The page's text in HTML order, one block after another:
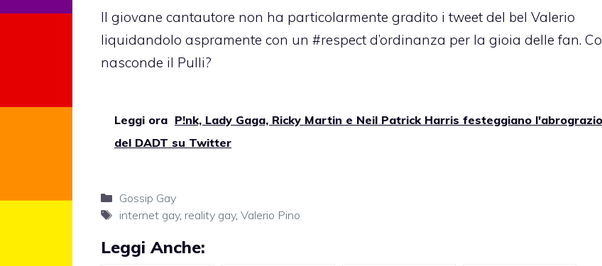
Il giovane cantautore non ha particolarmente gradito i tweet del bel Valerio
liquidandolo aspramente con un #respect d’ordinanza per la gioia delle fan.
nasconde il Pulli?
Leggi ora P!nk, Lady Gaga, Ricky Martin e Neil Patrick Harris festeggiano
del DADT su Twitter
Categorie
Gossip Gay
Tag
internet gay, reality gay, Valerio Pino
Leggi Anche: